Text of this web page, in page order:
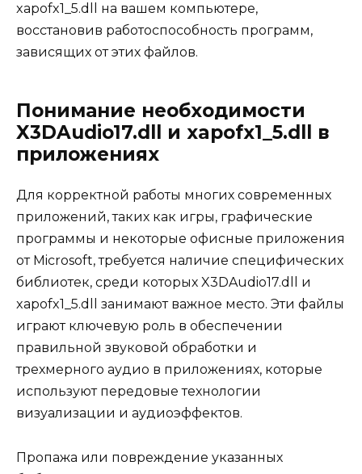
xapofx1_5.dll на вашем компьютере,
восстановив работоспособность программ,
зависящих от этих файлов.
Понимание необходимости
X3DAudio17.dll и xapofx1_5.dll в
приложениях
Для корректной работы многих современных
приложений, таких как игры, графические
программы и некоторые офисные приложения
от Microsoft, требуется наличие специфических
библиотек, среди которых X3DAudio17.dll и
xapofx1_5.dll занимают важное место. Эти файлы
играют ключевую роль в обеспечении
правильной звуковой обработки и
трехмерного аудио в приложениях, которые
используют передовые технологии
визуализации и аудиоэффектов.
Пропажа или повреждение указанных